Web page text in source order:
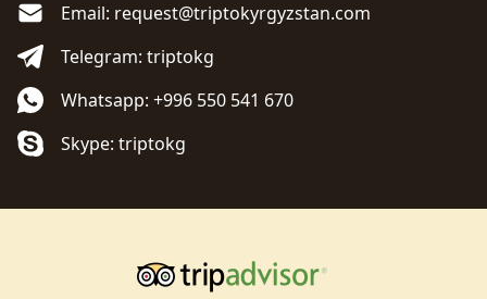
Email: request@triptokyrgyzstan.com
Telegram: triptokg
Whatsapp: +996 550 541 670
Skype: triptokg